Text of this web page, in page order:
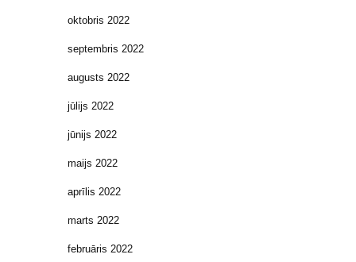
oktobris 2022
septembris 2022
augusts 2022
jūlijs 2022
jūnijs 2022
maijs 2022
aprīlis 2022
marts 2022
februāris 2022